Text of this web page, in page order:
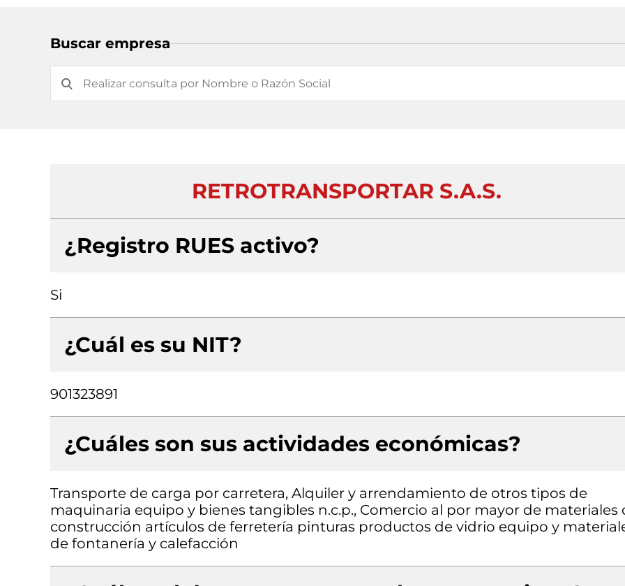
Buscar empresa
RETROTRANSPORTAR S.A.S.
¿Registro RUES activo?
Si
¿Cuál es su NIT?
901323891
¿Cuáles son sus actividades económicas?
Transporte de carga por carretera, Alquiler y arrendamiento de otros tipos de
maquinaria equipo y bienes tangibles n.c.p., Comercio al por mayor de materiales
construcción artículos de ferretería pinturas productos de vidrio equipo y
de fontanería y calefacción